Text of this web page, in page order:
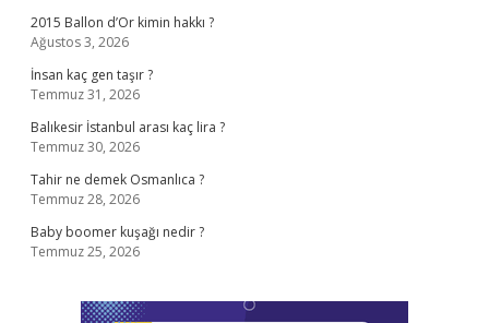
2015 Ballon d’Or kimin hakkı ?
Ağustos 3, 2026
İnsan kaç gen taşır ?
Temmuz 31, 2026
Balıkesir İstanbul arası kaç lira ?
Temmuz 30, 2026
Tahir ne demek Osmanlıca ?
Temmuz 28, 2026
Baby boomer kuşağı nedir ?
Temmuz 25, 2026